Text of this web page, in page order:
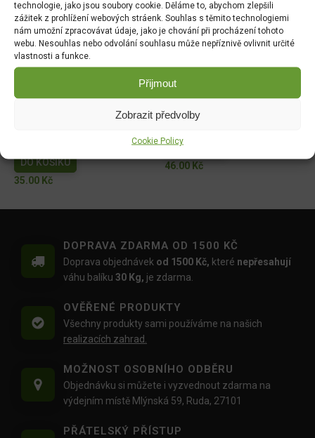
technologie, jako jsou soubory cookie. Děláme to, abychom zlepšili
zážitek z prohlížení webových stráenk. Souhlas s těmito technologiemi
nám umožní zpracovávat údaje, jako je chování při procházení tohoto
webu. Nesouhlas nebo odvolání souhlasu může nepříznivě ovlivnit určité
vlastnosti a funkce.
Přijmout
Zobrazit předvolby
Cookie Policy
Dobrá semena - Kiwano -
africká okurka 10s 2257
DO KOŠÍKU
44.00Kč
Dobrá semena - Sója
Edamame - Chiba Green
10g 3972
DO KOŠÍKU
52.00
Hrách zahradní - Antony
DO KOŠÍKU
35.00 Kč
Tykev muškátová -
DO KOŠÍKU
46.00 Kč
DOPRAVA ZDARMA OD 1500 KČ
Doprava objednávek od 1500 Kč, které nepřesahují
váhu balíku 30 Kg, je zdarma.
OVĚŘENÉ PRODUKTY
Všechny produkty sami používáme na našich
realizacích zahrad.
MOŽNOST OSOBNÍHO ODBĚRU
Objednávku si můžete i vyzvednout zdarma na
výdejním místě Mlýnská 59, Ruda, 27101
PŘÁTELSKÝ PŘÍSTUP